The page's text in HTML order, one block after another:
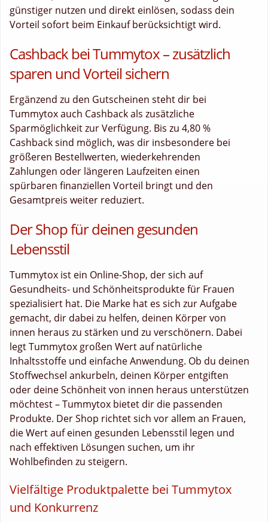
günstiger nutzen und direkt einlösen, sodass dein
Vorteil sofort beim Einkauf berücksichtigt wird.
Cashback bei Tummytox – zusätzlich
sparen und Vorteil sichern
Ergänzend zu den Gutscheinen steht dir bei
Tummytox auch Cashback als zusätzliche
Sparmöglichkeit zur Verfügung. Bis zu 4,80 %
Cashback sind möglich, was dir insbesondere bei
größeren Bestellwerten, wiederkehrenden
Zahlungen oder längeren Laufzeiten einen
spürbaren finanziellen Vorteil bringt und den
Gesamtpreis weiter reduziert.
Der Shop für deinen gesunden
Lebensstil
Tummytox ist ein Online-Shop, der sich auf
Gesundheits- und Schönheitsprodukte für Frauen
spezialisiert hat. Die Marke hat es sich zur Aufgabe
gemacht, dir dabei zu helfen, deinen Körper von
innen heraus zu stärken und zu verschönern. Dabei
legt Tummytox großen Wert auf natürliche
Inhaltsstoffe und einfache Anwendung. Ob du deinen
Stoffwechsel ankurbeln, deinen Körper entgiften
oder deine Schönheit von innen heraus unterstützen
möchtest – Tummytox bietet dir die passenden
Produkte. Der Shop richtet sich vor allem an Frauen,
die Wert auf einen gesunden Lebensstil legen und
nach effektiven Lösungen suchen, um ihr
Wohlbefinden zu steigern.
Vielfältige Produktpalette bei Tummytox
und Konkurrenz